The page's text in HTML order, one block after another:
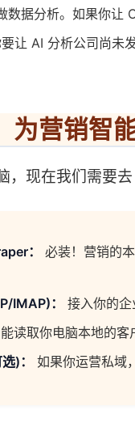
数据分析。如果你让
让 AI 分析公司尚未
为营销智
，现在我们需要
：
必装！营销的
IMAP)：
接入你的
读取你电脑本地的
)：
如果你运营私域